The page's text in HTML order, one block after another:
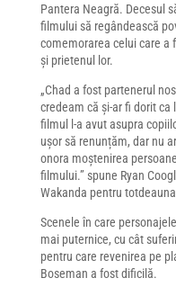
Pantera Neagră. Decesul
filmului să regândească
comemorarea celui care a
și prietenul lor.
„Chad a fost partenerul
credeam că și-ar fi dorit
filmul l-a avut asupra
ușor să renunțăm, dar nu
onora moștenirea
filmului.” spune Ryan
Wakanda pentru
Scenele în care
mai puternice, cu cât
pentru care revenirea pe
Boseman a fost dificilă.